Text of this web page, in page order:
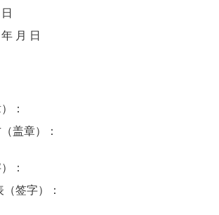
月 日
日
（盖章）：
）：
（签字）：
）：